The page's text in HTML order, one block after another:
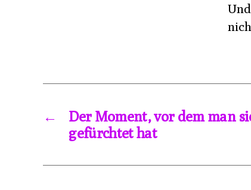
←
Der Moment, vor dem man
gefürchtet hat